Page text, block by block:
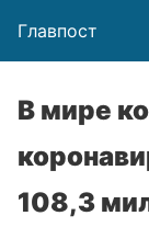
Главпост
В мире
108,3